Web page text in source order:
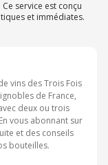
vins des Trois Fois
de France,
deux ou trois
vous abonnant sur
et des conseils
bouteilles.
service est conçu
et immédiates.